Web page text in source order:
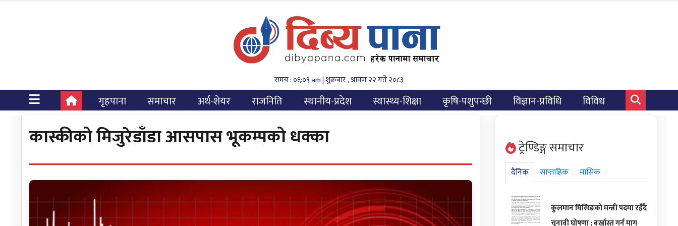
समय : ०६:०९ am|शुक्रबार , श्रावण २२ गते २०८३
गृहपाना समाचार अर्थ-शेयर राजनिति स्थानीय-प्रदेश स्वास्थ्य-शिक्षा कृषि-पशुपन्छी विज्ञान-प्रविधि विविध
कास्कीको मिजुरेडाँडा आसपास भूकम्पको धक्का ट्रेण्डिङ्ग समाचार
दैनिक साप्ताहिक मासिक
कुलमान घिसिङको मन्त्री पदमा रहँदै
चुनावी घोषणा ; बर्खास्त गर्न माग